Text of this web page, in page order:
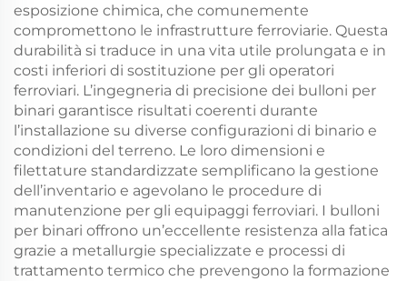
esposizione chimica, che comunemente
compromettono le infrastrutture ferroviarie. Questa
durabilità si traduce in una vita utile prolungata e in
costi inferiori di sostituzione per gli operatori
ferroviari. L’ingegneria di precisione dei bulloni per
binari garantisce risultati coerenti durante
l’installazione su diverse configurazioni di binario e
condizioni del terreno. Le loro dimensioni e
filettature standardizzate semplificano la gestione
dell’inventario e agevolano le procedure di
manutenzione per gli equipaggi ferroviari. I bulloni
per binari offrono un’eccellente resistenza alla fatica
grazie a metallurgie specializzate e processi di
trattamento termico che prevengono la formazione